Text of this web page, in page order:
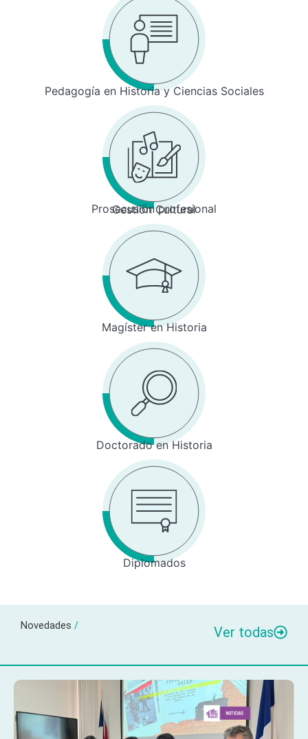
Pedagogía en Historia y Ciencias Sociales
Prosecusión profesional
Gestión Cultural
Magíster en Historia
Doctorado en Historia
Diplomados
Novedades / Ver todas